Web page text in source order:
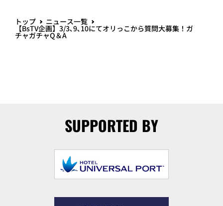
トップ ニュース一覧
【BsTV企画】3/3､9､10にてオリっこから質問大募集！ガ
チャガチャQ＆A
SUPPORTED BY